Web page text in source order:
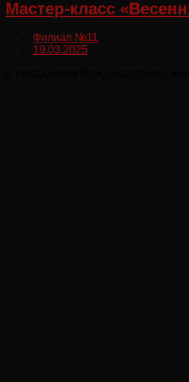
Мастер-класс
Филиал №11
19.03.2025